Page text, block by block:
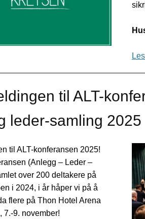
til ALT-
leder-samling 2025
til ALT-konferansen 2025!
(Anlegg – Leder –
over 200 deltakere på
i 2024, i år håper vi på å
flere på Thon Hotel Arena
7.-9. november!